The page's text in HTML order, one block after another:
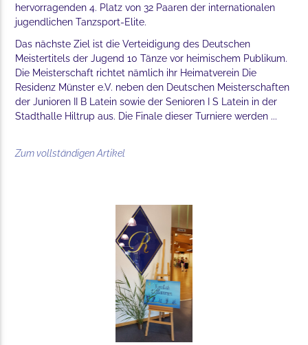
hervorragenden 4. Platz von 32 Paaren der internationalen
jugendlichen Tanzsport-Elite.
Das nächste Ziel ist die Verteidigung des Deutschen
Meistertitels der Jugend 10 Tänze vor heimischem Publikum.
Die Meisterschaft richtet nämlich ihr Heimatverein Die
Residenz Münster e.V. neben den Deutschen Meisterschaften
der Junioren II B Latein sowie der Senioren I S Latein in der
Stadthalle Hiltrup aus. Die Finale dieser Turniere werden ...
Zum vollständigen Artikel